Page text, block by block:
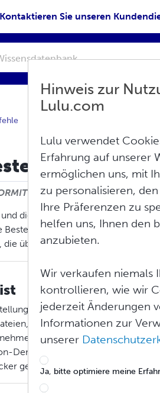
Kontaktieren Sie unseren
diesen innerhalb der ersten
zu stornieren, egal ob es
über Ihr Konto aufgegeben wurde!
an den Drucker gesendet
Buchspezifikationen, der
oder sie stornieren können.
Demand-Bestellung, aber am Ende
gesendet und kann nicht storniert
Hinweis zur
Lulu.com
Lulu verwendet
Erfahrung auf unserer
ermöglichen uns, mit
zu personalisieren,
Ihre Präferenzen zu
helfen uns, Ihnen den
anzubieten.
Wir verkaufen niemals
kontrollieren, wie wir
jederzeit Änderungen
Informationen zur
unserer
Ja, bitte optimiere meine